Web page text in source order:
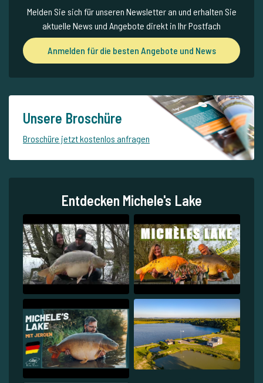
Melden Sie sich für unseren Newsletter an und erhalten Sie
aktuelle News und Angebote direkt in Ihr Postfach
Anmelden für die besten Angebote und News
Unsere Broschüre
Broschüre jetzt kostenlos anfragen
Entdecken Michele's Lake